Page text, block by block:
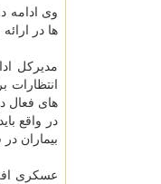
وی ادامه
ها در
مدیركل
های فعال
در واقع
بیماران
عسكری